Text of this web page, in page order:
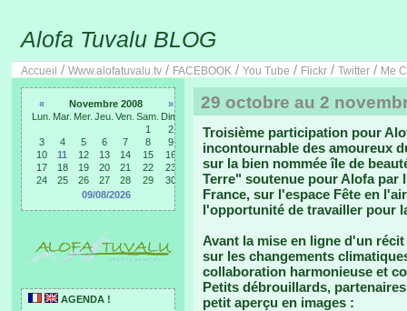
Alofa Tuvalu BLOG
Accueil / Www.alofatuvalu.tv / FACEBOOK / You Tube / Flickr / Twitter / Me
« Novembre 2008
»
Lun. Mar. Mer. Jeu. Ven. Sam. Dim.
1
2
3
4 5 6 7 8
9
10
11 12 13 14 15
16
17
18 19 20 21 22
23
24
25 26 27 28 29
30
09/08/2026
AGENDA !
29 octobre au 2
Troisième participation pour
incontournable des amoureux
sur la bien nommée île de
Terre" soutenue pour Alofa par
France, sur l'espace Fête en
l'opportunité de travailler pour
Avant la mise en ligne d'un
sur les changements
collaboration harmonieuse et
Petits débrouillards,
petit aperçu en images :